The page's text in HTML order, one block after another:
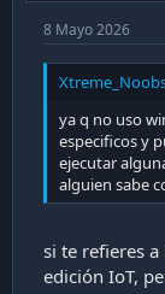
8 Mayo 2026
ya q no uso
especificos y
ejecutar
alguien sabe
si te refieres
edición IoT,